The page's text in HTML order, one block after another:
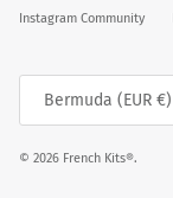
Instagram Community
Bermuda (EUR €)
© 2026 French Kits®.